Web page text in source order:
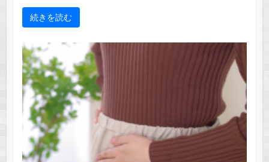
続きを読む